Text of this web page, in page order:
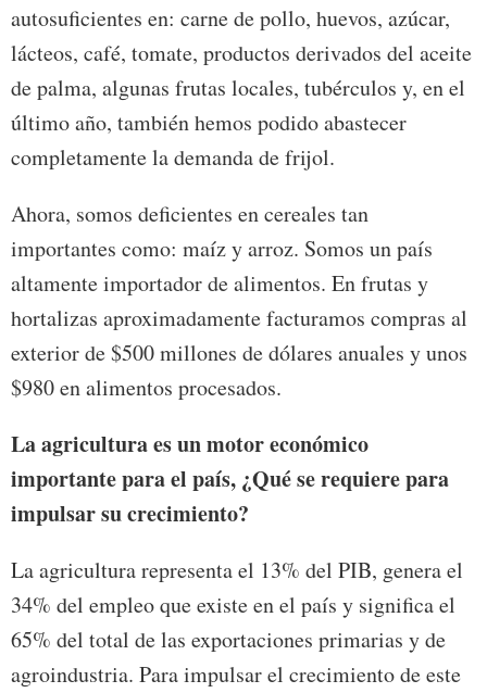
autosuficientes en: carne de pollo, huevos, azúcar,
lácteos, café, tomate, productos derivados del aceite
de palma, algunas frutas locales, tubérculos y, en el
último año, también hemos podido abastecer
completamente la demanda de frijol.
Ahora, somos deficientes en cereales tan
importantes como: maíz y arroz. Somos un país
altamente importador de alimentos. En frutas y
hortalizas aproximadamente facturamos compras al
exterior de $500 millones de dólares anuales y unos
$980 en alimentos procesados.
La agricultura es un motor económico
importante para el país, ¿Qué se requiere para
impulsar su crecimiento?
La agricultura representa el 13% del PIB, genera el
34% del empleo que existe en el país y significa el
65% del total de las exportaciones primarias y de
agroindustria. Para impulsar el crecimiento de este